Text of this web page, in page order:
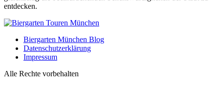
entdecken.
Biergarten München Blog
Datenschutzerklärung
Impressum
Alle Rechte vorbehalten